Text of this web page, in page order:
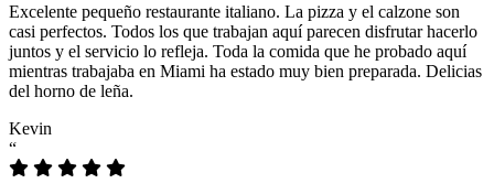
Excelente pequeño restaurante italiano. La pizza y el calzone son
casi perfectos. Todos los que trabajan aquí parecen disfrutar hacerlo
juntos y el servicio lo refleja. Toda la comida que he probado aquí
mientras trabajaba en Miami ha estado muy bien preparada. Delicias
del horno de leña.
Kevin
“